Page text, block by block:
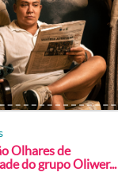
Olhares de
do grupo Oliwer...